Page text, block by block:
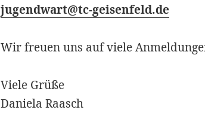
jugendwart@tc-geisenfeld.de
Wir freuen uns auf viele
Viele Grüße
Daniela Raasch